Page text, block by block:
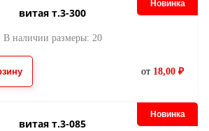
Новинка
витая т.3-300
В наличии размеры: 20
от 18,00 ₽
Новинка
витая т.3-085